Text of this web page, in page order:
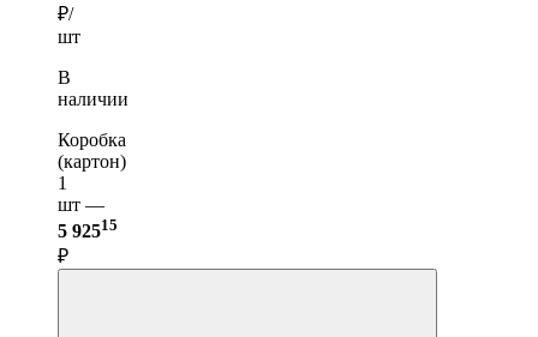
₽/
шт
В
наличии
Коробка
(картон)
1
шт —
5 92515
₽